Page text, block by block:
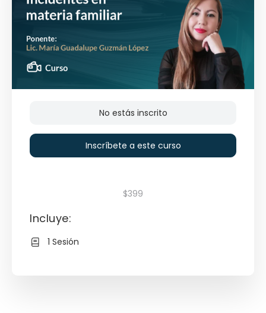
No estás inscrito
Inscríbete a este curso
$399
Incluye:
1 Sesión